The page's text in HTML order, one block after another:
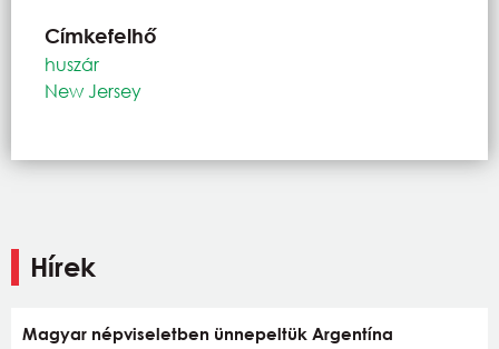
Címkefelhő
huszár
New Jersey
Hírek
Magyar népviseletben ünnepeltük Argentína